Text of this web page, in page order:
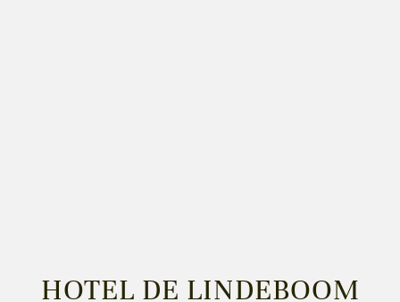
HOTEL DE LINDEBOOM